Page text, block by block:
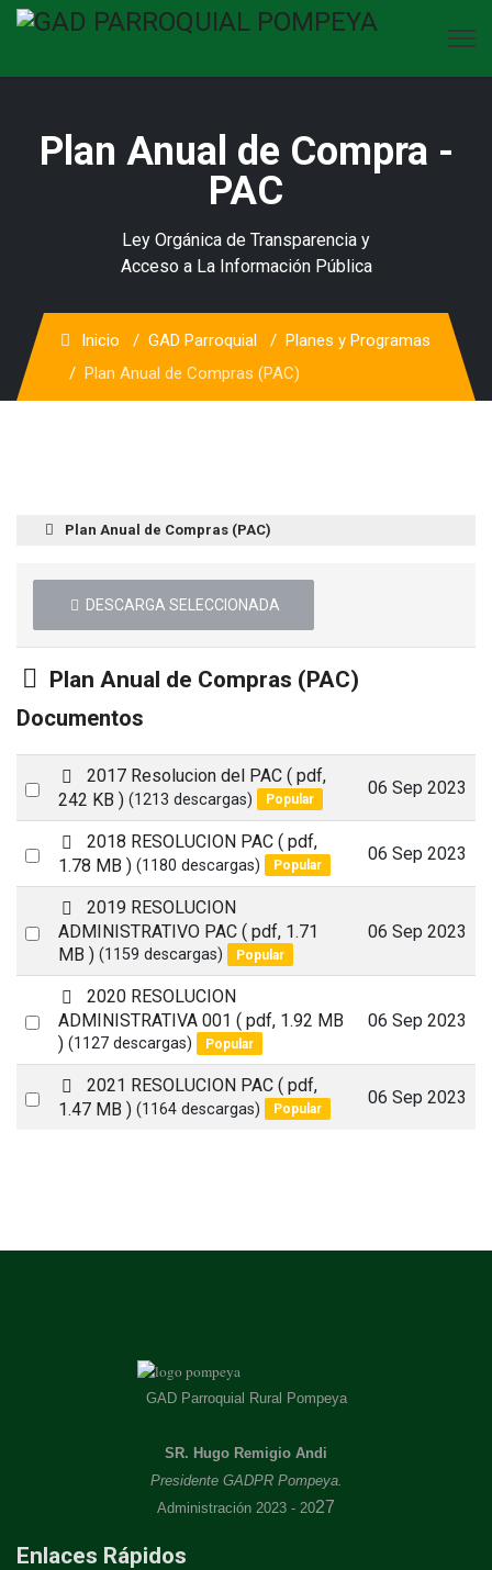
Plan Anual de Compra -
PAC
Ley Orgánica de Transparencia y
Acceso a La Información Pública
Inicio GAD Parroquial
Planes y Programas
Plan Anual de Compras (PAC)
Plan Anual de Compras (PAC)
DESCARGA SELECCIONADA
Carpeta
Plan Anual de Compras (PAC)
Documentos
Select
an
item
p
d
f
2017 Resolucion del PAC ( pdf,
242 KB ) (1213 descargas) Popular
06 Sep 2023
Select
an
p
d
f
2018 RESOLUCION PAC ( pdf,
1.78 MB ) (1180 descargas) Popular
06 Sep 2023
Select
p
d
f
2019 RESOLUCION
ADMINISTRATIVO PAC ( pdf, 1.71
MB ) (1159 descargas) Popular
06 Sep 2023
Select
p
d
f
2020 RESOLUCION
ADMINISTRATIVA 001 ( pdf, 1.92 MB
) (1127 descargas) Popular
06 Sep 2023
Select
p
d
2021 RESOLUCION PAC ( pdf,
1.47 MB ) (1164 descargas) Popular
06 Sep 2023
GAD Parroquial Rural Pompeya
SR. Hugo Remigio Andi
Presidente GADPR Pompeya.
Administración 2023 - 2027
Enlaces Rápidos